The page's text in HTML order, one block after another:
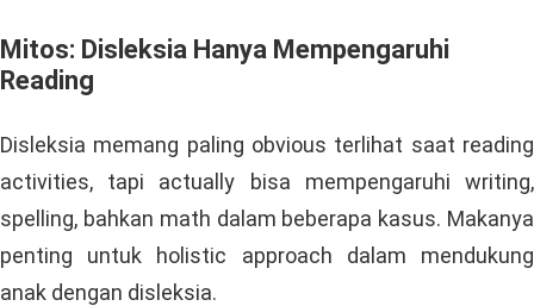
Mitos: Disleksia Hanya Mempengaruhi
Reading
Disleksia memang paling obvious terlihat saat reading
activities, tapi actually bisa mempengaruhi writing,
spelling, bahkan math dalam beberapa kasus. Makanya
penting untuk holistic approach dalam mendukung
anak dengan disleksia.